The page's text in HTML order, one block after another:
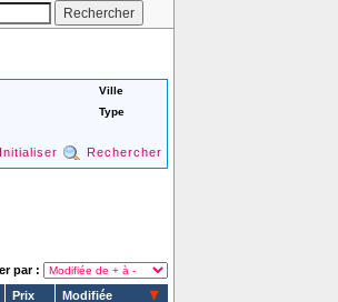
Ville
Type
Initialiser Rechercher
par :
Prix Modifiée